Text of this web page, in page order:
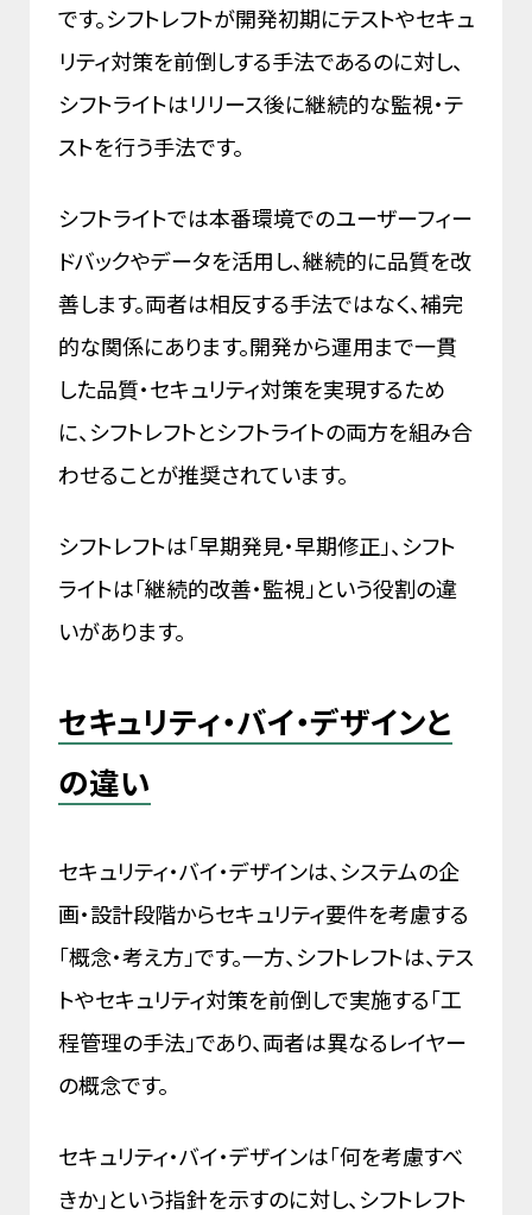
です。シフトレフトが開発初期にテストやセキュ
リティ対策を前倒しする手法であるのに対し、
シフトライトはリリース後に継続的な監視・テ
ストを行う手法です。
シフトライトでは本番環境でのユーザーフィー
ドバックやデータを活用し、継続的に品質を改
善します。両者は相反する手法ではなく、補完
的な関係にあります。開発から運用まで一貫
した品質・セキュリティ対策を実現するため
に、シフトレフトとシフトライトの両方を組み合
わせることが推奨されています。
シフトレフトは「早期発見・早期修正」、シフト
ライトは「継続的改善・監視」という役割の違
いがあります。
セキュリティ・バイ・デザインと
の違い
セキュリティ・バイ・デザインは、システムの企
画・設計段階からセキュリティ要件を考慮する
「概念・考え方」です。一方、シフトレフトは、テス
トやセキュリティ対策を前倒しで実施する「工
程管理の手法」であり、両者は異なるレイヤー
の概念です。
セキュリティ・バイ・デザインは「何を考慮すべ
きか」という指針を示すのに対し、シフトレフト